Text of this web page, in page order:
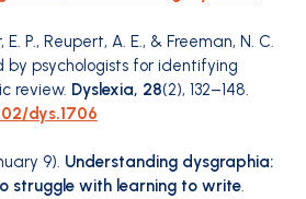
P., Reupert, A. E., & Freeman, N. C.
by psychologists for identifying
review. Dyslexia, 28(2), 132–148.
dys.1706
9). Understanding dysgraphia:
struggle with learning to write.